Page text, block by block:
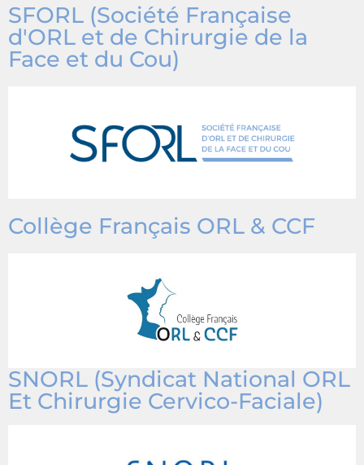
SFORL (Société Française
d'ORL et de Chirurgie de la
Face et du Cou)
Collège Français ORL & CCF
SNORL (Syndicat National ORL
Et Chirurgie Cervico-Faciale)